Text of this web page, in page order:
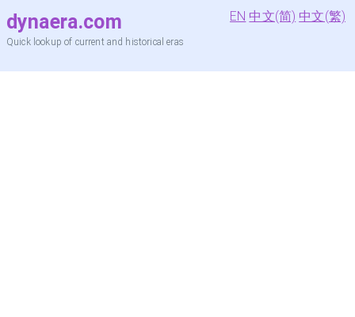
dynaera.com
Quick lookup of current and historical eras
EN 中文(简) 中文(繁)